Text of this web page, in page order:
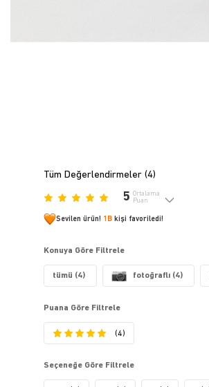
Tüm Değerlendirmeler (4)
5 Ortalama
Puan
Sevilen ürün! 1B kişi favoriledi!
Konuya Göre Filtrele
tümü (4) fotoğraflı (4)
Puana Göre Filtrele
(4)
Seçeneğe Göre Filtrele